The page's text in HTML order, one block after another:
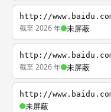
http://
截至 2026 年 未屏蔽
http://
截至 2026 年 未屏蔽
http://
未屏蔽